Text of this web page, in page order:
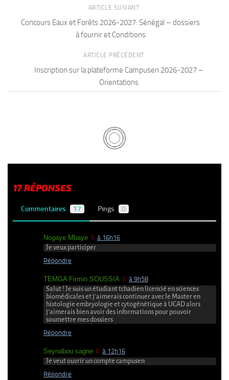
ARTICLE SUIVANT
Concours Eaux et Forêts 2026-2027: Sénégal – dossiers
à fournir et Conditions
ARTICLE PRÉCÉDENT
Inscription sur la plateforme Campusen 2026-2027 –
Orientations
17 RÉPONSES
Commentaires 17 Pings 0
Nogaye Mbaye à 16h16
Je veux participer
Répondre
TEMGA Firmin SOUSSIA à 9h58
Salut ! Je suis un étudiant tchadien licencié en sciences
biomédicales et j’aimerais continuer avec le Master en
histologie embryologie et cytogénétique à UCAD alors
j’aimerais bien avoir des informations pour pouvoir
soumettre mes dossiers
Répondre
Seynabou sagne à 12h16
Je veut ouvrir un compte campusen
Répondre